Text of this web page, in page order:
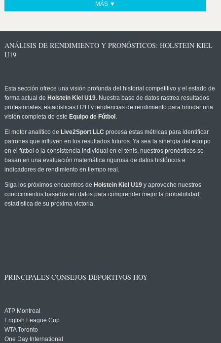
MÁS ▼
ANÁLISIS DE RENDIMIENTO Y PRONÓSTICOS: HOLSTEIN KIEL
U19
Esta sección ofrece una visión profunda del historial competitivo y el estado de
forma actual de Holstein Kiel U19. Nuestra base de datos rastrea resultados
profesionales, estadísticas H2H y tendencias de rendimiento para brindar una
visión completa de este Equipo de Fútbol .
El motor analítico de Live2Sport LLC procesa estas métricas para identificar
patrones que influyen en los resultados futuros. Ya sea la sinergia del equipo
en el fútbol o la consistencia individual en el tenis, nuestros pronósticos se
basan en una evaluación matemática rigurosa de datos históricos e
indicadores de rendimiento en tiempo real.
Siga los próximos encuentros de Holstein Kiel U19y aproveche nuestros
conocimientos basados en datos para comprender mejor la probabilidad
estadística de su próxima victoria.
PRINCIPALES CONSEJOS DEPORTIVOS HOY
ATP Montreal
English League Cup
WTA Toronto
One Day International